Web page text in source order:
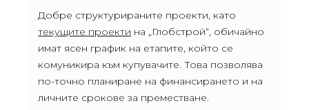
Добре структурираните проекти, като
текущите проекти на „Глобстрой“, обичайно
имат ясен график на етапите, който се
комуникира към купувачите. Това позволява
по-точно планиране на финансирането и на
личните срокове за преместване.